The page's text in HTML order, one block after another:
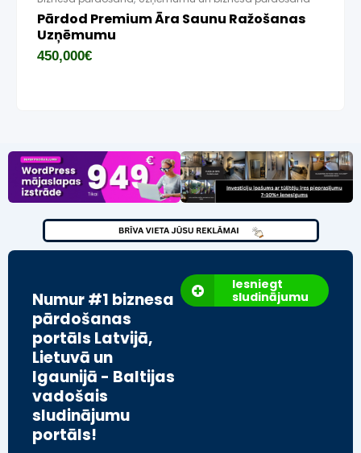
Premium Āra Saunu Ražošanas
Numur #1 biznesa
pārdošanas
portāls Latvijā,
Lietuvā un
Igaunijā - Baltijas
vadošais
sludinājumu
portāls!
Iesniegt
sludinājumu